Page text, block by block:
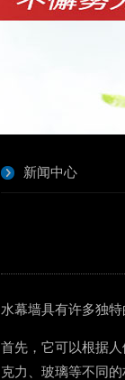
新闻中心
水幕墙具有许多独特
首先，它可以根据
克力、玻璃等不同的